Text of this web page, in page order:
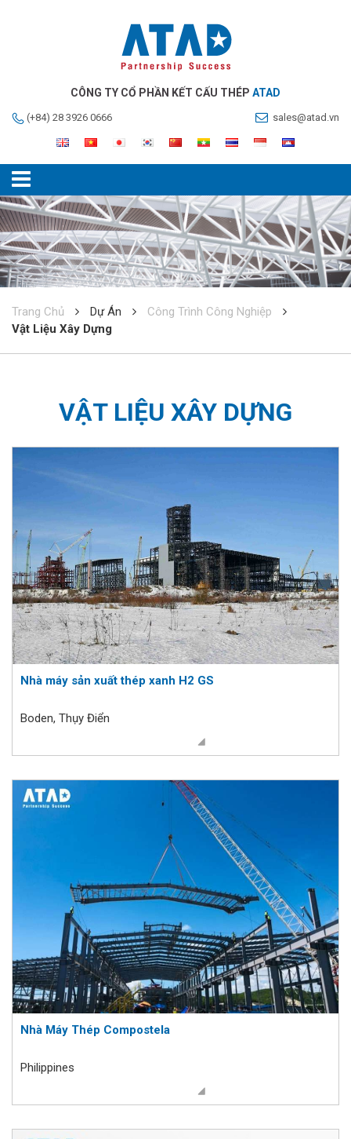
CÔNG TY CỔ PHẦN KẾT CẤU THÉP ATAD
(+84) 28 3926 0666 sales@atad.vn
Trang Chủ Dự Án
Công Trình Công Nghiệp
Vật Liệu Xây Dựng
VẬT LIỆU XÂY DỰNG
Nhà máy sản xuất thép xanh H2 GS
Boden, Thụy Điển
Nhà Máy Thép Compostela
Philippines